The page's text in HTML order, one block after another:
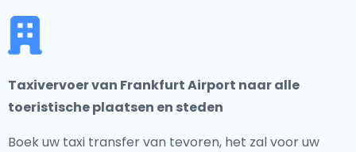
Taxivervoer van Frankfurt Airport naar alle
toeristische plaatsen en steden
Boek uw taxi transfer van tevoren, het zal voor uw